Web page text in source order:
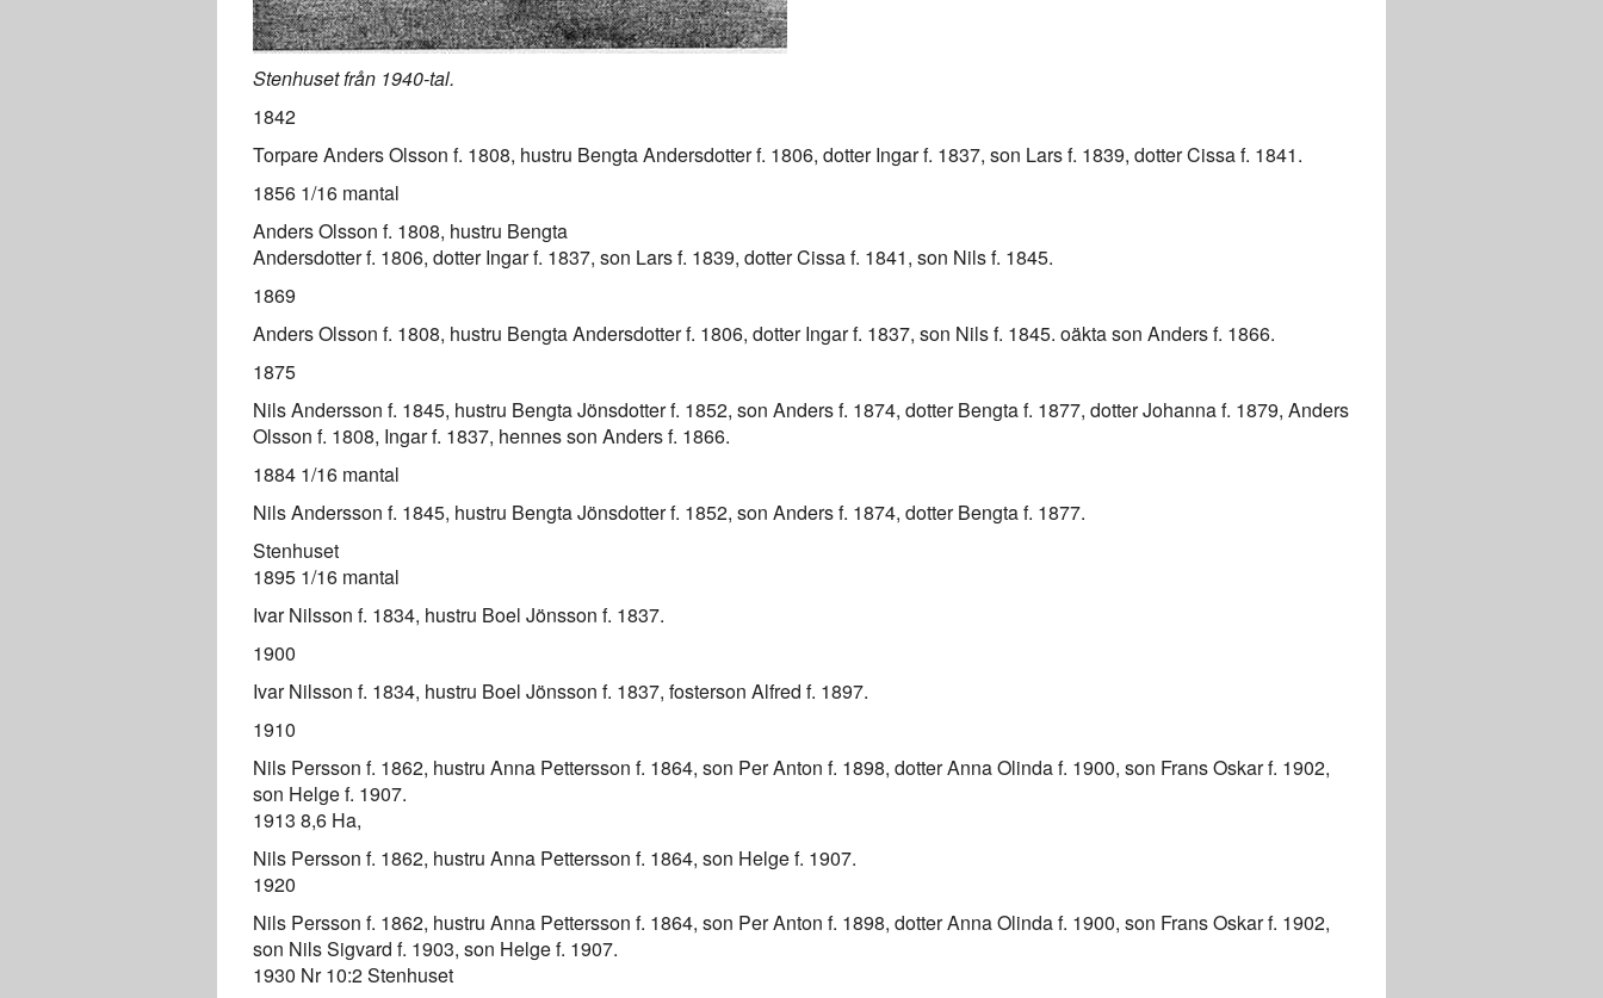
Stenhuset från 1940-tal.
1842
Torpare Anders Olsson f. 1808, hustru Bengta Andersdotter f. 1806, dotter Ingar f. 1837, son Lars f. 1839, dotter Cissa f. 1841.
1856 1/16 mantal
Anders Olsson f. 1808, hustru Bengta
Andersdotter f. 1806, dotter Ingar f. 1837, son Lars f. 1839, dotter Cissa f. 1841, son Nils f. 1845.
1869
Anders Olsson f. 1808, hustru Bengta Andersdotter f. 1806, dotter Ingar f. 1837, son Nils f. 1845. oäkta son Anders f. 1866.
1875
Nils Andersson f. 1845, hustru Bengta Jönsdotter f. 1852, son Anders f. 1874, dotter Bengta f. 1877, dotter Johanna f. 1879, Anders
Olsson f. 1808, Ingar f. 1837, hennes son Anders f. 1866.
1884 1/16 mantal
Nils Andersson f. 1845, hustru Bengta Jönsdotter f. 1852, son Anders f. 1874, dotter Bengta f. 1877.
Stenhuset
1895 1/16 mantal
Ivar Nilsson f. 1834, hustru Boel Jönsson f. 1837.
1900
Ivar Nilsson f. 1834, hustru Boel Jönsson f. 1837, fosterson Alfred f. 1897.
1910
Nils Persson f. 1862, hustru Anna Pettersson f. 1864, son Per Anton f. 1898, dotter Anna Olinda f. 1900, son Frans Oskar f. 1902,
son Helge f. 1907.
1913 8,6 Ha,
Nils Persson f. 1862, hustru Anna Pettersson f. 1864, son Helge f. 1907.
1920
Nils Persson f. 1862, hustru Anna Pettersson f. 1864, son Per Anton f. 1898, dotter Anna Olinda f. 1900, son Frans Oskar f. 1902,
son Nils Sigvard f. 1903, son Helge f. 1907.
1930 Nr 10:2 Stenhuset